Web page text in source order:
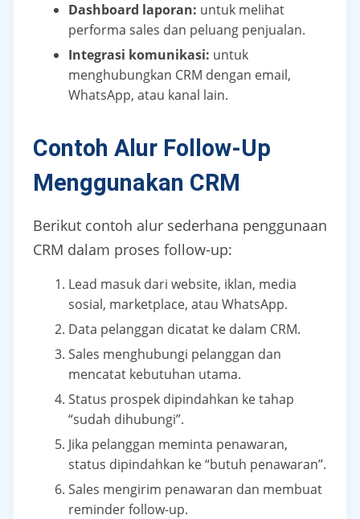
Dashboard laporan: untuk melihat
performa sales dan peluang penjualan.
Integrasi komunikasi: untuk
menghubungkan CRM dengan email,
WhatsApp, atau kanal lain.
Contoh Alur Follow-Up
Menggunakan CRM
Berikut contoh alur sederhana penggunaan
CRM dalam proses follow-up:
Lead masuk dari website, iklan, media
sosial, marketplace, atau WhatsApp.
Data pelanggan dicatat ke dalam CRM.
Sales menghubungi pelanggan dan
mencatat kebutuhan utama.
Status prospek dipindahkan ke tahap
“sudah dihubungi”.
Jika pelanggan meminta penawaran,
status dipindahkan ke “butuh penawaran”.
Sales mengirim penawaran dan membuat
reminder follow-up.